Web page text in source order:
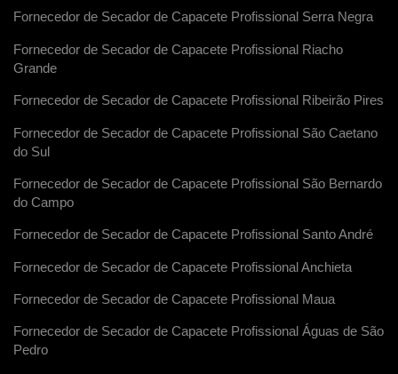
Fornecedor de Secador de Capacete Profissional Serra Negra
Fornecedor de Secador de Capacete Profissional Riacho
Grande
Fornecedor de Secador de Capacete Profissional Ribeirão Pires
Fornecedor de Secador de Capacete Profissional São Caetano
do Sul
Fornecedor de Secador de Capacete Profissional São Bernardo
do Campo
Fornecedor de Secador de Capacete Profissional Santo André
Fornecedor de Secador de Capacete Profissional Anchieta
Fornecedor de Secador de Capacete Profissional Maua
Fornecedor de Secador de Capacete Profissional Águas de São
Pedro